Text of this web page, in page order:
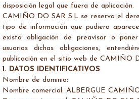
disposición legal que fuera de aplicación.
CAMIÑO DO SAR S.L se reserva el
tipo de información que pudiera
exista obligación de preavisar o
usuarios dichas obligaciones,
publicación en el sitio web de CAMIÑO
1. DATOS IDENTIFICATIVOS
Nombre de dominio:
Nombre comercial: ALBERGUE